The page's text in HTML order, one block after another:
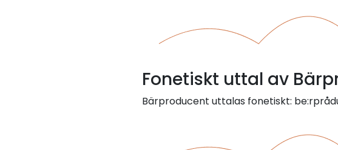
Fonetiskt uttal av
Bärproducent uttalas fonetiskt: